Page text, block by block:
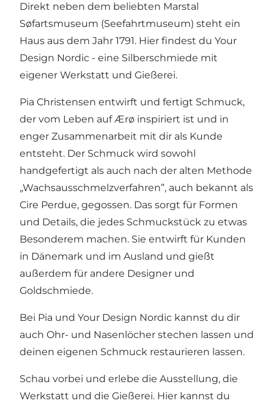
Direkt neben dem beliebten Marstal
Søfartsmuseum (Seefahrtmuseum) steht ein
Haus aus dem Jahr 1791. Hier findest du Your
Design Nordic - eine Silberschmiede mit
eigener Werkstatt und Gießerei.
Pia Christensen entwirft und fertigt Schmuck,
der vom Leben auf Ærø inspiriert ist und in
enger Zusammenarbeit mit dir als Kunde
entsteht. Der Schmuck wird sowohl
handgefertigt als auch nach der alten Methode
„Wachsausschmelzverfahren”, auch bekannt als
Cire Perdue, gegossen. Das sorgt für Formen
und Details, die jedes Schmuckstück zu etwas
Besonderem machen. Sie entwirft für Kunden
in Dänemark und im Ausland und gießt
außerdem für andere Designer und
Goldschmiede.
Bei Pia und Your Design Nordic kannst du dir
auch Ohr- und Nasenlöcher stechen lassen und
deinen eigenen Schmuck restaurieren lassen.
Schau vorbei und erlebe die Ausstellung, die
Werkstatt und die Gießerei. Hier kannst du